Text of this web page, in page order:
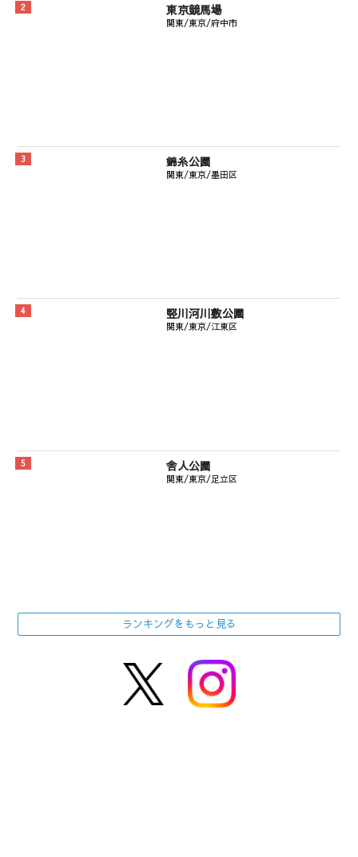
東京競馬場
関東/東京/府中市
錦糸公園
関東/東京/墨田区
竪川河川敷公園
関東/東京/江東区
舎人公園
関東/東京/足立区
ランキングをもっと見る